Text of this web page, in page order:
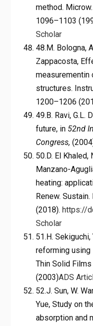
method. Microw.
1096–1103
Scholar
48.M. Bologna,
Zappacosta,
measurementin
structures.
1200–1206
49.B. Ravi, G.L.
future, in 52nd
Congress,
50.D. El Khaled,
Manzano-
heating:
Renew. Sustain.
(2018). https://
Scholar
51.H.
reforming using
Thin Solid Films
(2003)ADS
52.J. Sun, W.
Yue, Study on
absorption and